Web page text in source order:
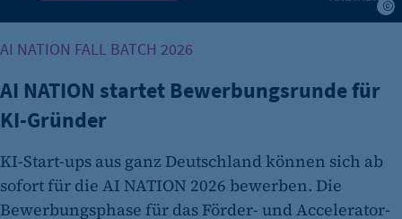
AI NATION FALL BATCH 2026
AI NATION startet Bewerbungsrunde für
KI-Gründer
KI-Start-ups aus ganz Deutschland können sich ab
sofort für die AI NATION 2026 bewerben. Die
Bewerbungsphase für das Förder- und Accelerator-